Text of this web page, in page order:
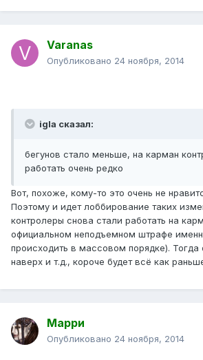
Varanas
Опубликовано 24 ноября, 2014
igla сказал:
бегунов стало меньше, на карман
работать очень редко
Вот, похоже, кому-то это очень не
Поэтому и идет лоббирование таких
контролеры снова стали работать на
официальном неподъемном штрафе
происходить в массовом порядке). Тогда
наверх и т.д., короче будет всё как
Марри
Опубликовано 24 ноября, 2014